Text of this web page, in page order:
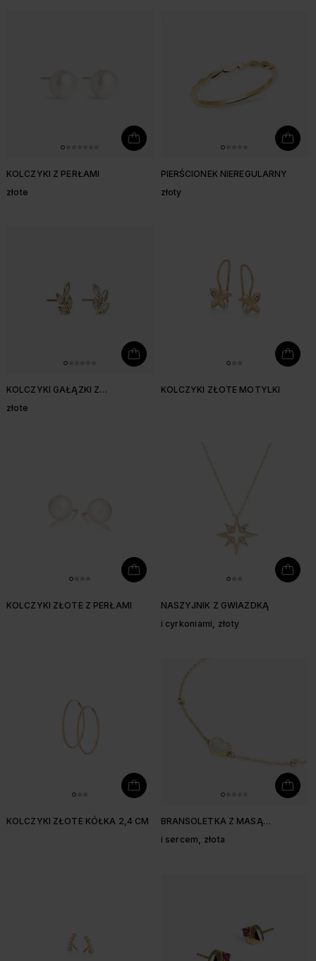
KOLCZYKI Z PERŁAMI
złote
PIERŚCIONEK NIEREGULARNY
złoty
KOLCZYKI GAŁĄZKI Z
złote
KOLCZYKI ZŁOTE MOTYLKI
KOLCZYKI ZŁOTE Z PERŁAMI
NASZYJNIK Z GWIAZDKĄ
i cyrkoniami, złoty
KOLCZYKI ZŁOTE KÓŁKA 2,4 CM
BRANSOLETKA Z MASĄ
i sercem, złota